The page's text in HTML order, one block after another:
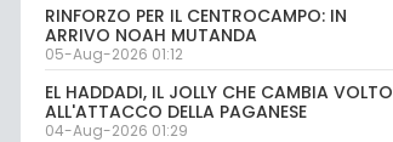
RINFORZO PER IL CENTROCAMPO: IN
ARRIVO NOAH MUTANDA
05-Aug-2026 01:12
EL HADDADI, IL JOLLY CHE CAMBIA VOLTO
ALL'ATTACCO DELLA PAGANESE
04-Aug-2026 01:29